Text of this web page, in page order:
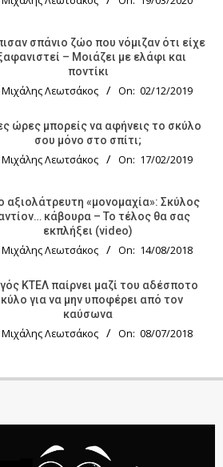
σπάνιο ζώο που νόμιζαν ότι είχε
– Μοιάζει με ελάφι και
ποντίκι
Μιχάλης Λεωτσάκος On: 02/12/2019
ώρες μπορείς να αφήνεις το σκύλο
σου μόνο στο σπίτι;
Μιχάλης Λεωτσάκος On: 17/02/2019
αξιολάτρευτη «μονομαχία»: Σκύλος
κάβουρα – Το τέλος θα σας
εκπλήξει (video)
Μιχάλης Λεωτσάκος On: 14/08/2018
KTΕΛ παίρνει μαζί του αδέσποτο
για να μην υποφέρει από τον
καύσωνα
Μιχάλης Λεωτσάκος On: 08/07/2018